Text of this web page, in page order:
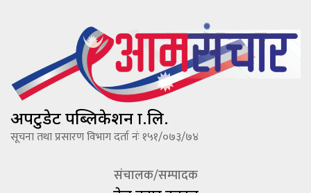
अपटुडेट पब्लिकेशन प्रा.लि.
सूचना तथा प्रसारण विभाग दर्ता नंः १५१/०७३/७४
संचालक/सम्पादक